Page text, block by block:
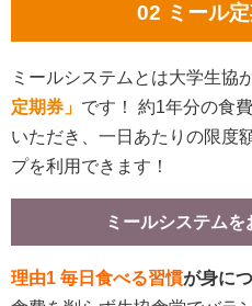
02 ミール定
ミールシステムとは大学生協
定期券」 です！ 約1年分の食
いただき、一日あたりの限度
プを利用できます！
ミールシステムを
理由1 毎日食べる習慣が身に